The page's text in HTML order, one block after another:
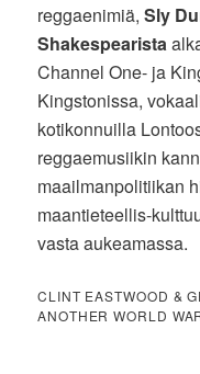
reggaenimiä,Sly
Shakespearista
Channel One- ja
Kingstonissa,
kotikonnuilla
reggaemusiikin
maailmanpolitiikan
maantieteellis-
vasta aukeamassa.
CLINT EASTWOOD &
ANOTHER WORLD